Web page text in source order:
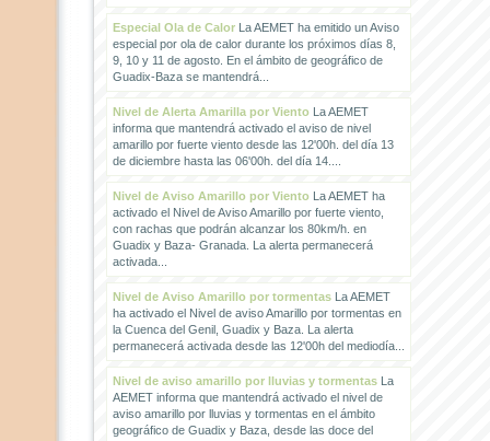
Especial Ola de CalorLa AEMET ha emitido un Aviso
especial por ola de calor durante los próximos días 8,
9, 10 y 11 de agosto. En el ámbito de geográfico de
Guadix-Baza se mantendrá...
Nivel de Alerta Amarilla por VientoLa AEMET
informa que mantendrá activado el aviso de nivel
amarillo por fuerte viento desde las 12'00h. del día 13
de diciembre hasta las 06'00h. del día 14....
Nivel de Aviso Amarillo por VientoLa AEMET ha
activado el Nivel de Aviso Amarillo por fuerte viento,
con rachas que podrán alcanzar los 80km/h. en
Guadix y Baza- Granada. La alerta permanecerá
activada...
Nivel de Aviso Amarillo por tormentasLa AEMET
ha activado el Nivel de aviso Amarillo por tormentas en
la Cuenca del Genil, Guadix y Baza. La alerta
permanecerá activada desde las 12'00h del mediodía...
Nivel de aviso amarillo por lluvias y tormentasLa
AEMET informa que mantendrá activado el nivel de
aviso amarillo por lluvias y tormentas en el ámbito
geográfico de Guadix y Baza, desde las doce del